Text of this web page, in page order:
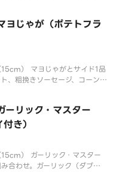
じゃが（ポテトフラ
） マヨじゃがとサイド1品
、粗挽きソーセージ、コーン、
リック・マスター
き）
） ガーリック・マスター
合わせ。ガーリック（ダブ